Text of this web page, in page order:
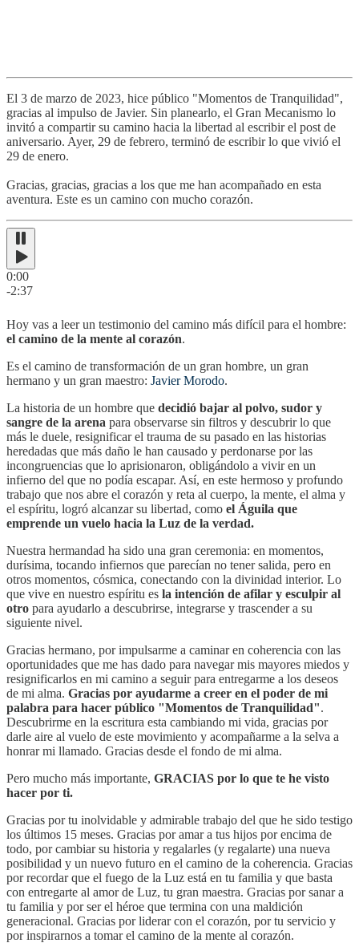
El 3 de marzo de 2023, hice público "Momentos de Tranquilidad",
gracias al impulso de Javier. Sin planearlo, el Gran Mecanismo lo
invitó a compartir su camino hacia la libertad al escribir el post de
aniversario. Ayer, 29 de febrero, terminó de escribir lo que vivió el
29 de enero.
Gracias, gracias, gracias a los que me han acompañado en esta
aventura. Este es un camino con mucho corazón.
0:00
-2:37
Hoy vas a leer un testimonio del camino más difícil para el hombre:
el camino de la mente al corazón.
Es el camino de transformación de un gran hombre, un gran
hermano y un gran maestro: Javier Morodo.
La historia de un hombre que decidió bajar al polvo, sudor y
sangre de la arena para observarse sin filtros y descubrir lo que
más le duele, resignificar el trauma de su pasado en las historias
heredadas que más daño le han causado y perdonarse por las
incongruencias que lo aprisionaron, obligándolo a vivir en un
infierno del que no podía escapar. Así, en este hermoso y profundo
trabajo que nos abre el corazón y reta al cuerpo, la mente, el alma y
el espíritu, logró alcanzar su libertad, como el Águila que
emprende un vuelo hacia la Luz de la verdad.
Nuestra hermandad ha sido una gran ceremonia: en momentos,
durísima, tocando infiernos que parecían no tener salida, pero en
otros momentos, cósmica, conectando con la divinidad interior. Lo
que vive en nuestro espíritu es la intención de afilar y esculpir al
otro para ayudarlo a descubrirse, integrarse y trascender a su
siguiente nivel.
Gracias hermano, por impulsarme a caminar en coherencia con las
oportunidades que me has dado para navegar mis mayores miedos y
resignificarlos en mi camino a seguir para entregarme a los deseos
de mi alma. Gracias por ayudarme a creer en el poder de mi
palabra para hacer público "Momentos de Tranquilidad".
Descubrirme en la escritura esta cambiando mi vida, gracias por
darle aire al vuelo de este movimiento y acompañarme a la selva a
honrar mi llamado. Gracias desde el fondo de mi alma.
Pero mucho más importante, GRACIAS por lo que te he visto
hacer por ti.
Gracias por tu inolvidable y admirable trabajo del que he sido testigo
los últimos 15 meses. Gracias por amar a tus hijos por encima de
todo, por cambiar su historia y regalarles (y regalarte) una nueva
posibilidad y un nuevo futuro en el camino de la coherencia. Gracias
por recordar que el fuego de la Luz está en tu familia y que basta
con entregarte al amor de Luz, tu gran maestra. Gracias por sanar a
tu familia y por ser el héroe que termina con una maldición
generacional. Gracias por liderar con el corazón, por tu servicio y
por inspirarnos a tomar el camino de la mente al corazón.